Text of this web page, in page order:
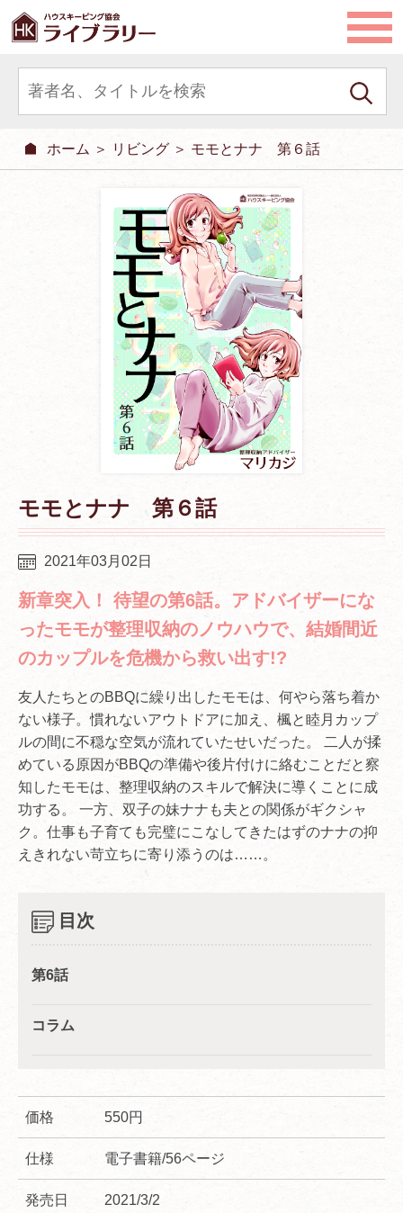
ホーム ＞ リビング ＞ モモとナナ 第６話
モモとナナ 第６話
2021年03月02日
新章突入！ 待望の第6話。アドバイザーにな
ったモモが整理収納のノウハウで、結婚間近
のカップルを危機から救い出す!?
友人たちとのBBQに繰り出したモモは、何やら落ち着か
ない様子。慣れないアウトドアに加え、楓と睦月カップ
ルの間に不穏な空気が流れていたせいだった。 二人が揉
めている原因がBBQの準備や後片付けに絡むことだと察
知したモモは、整理収納のスキルで解決に導くことに成
功する。 一方、双子の妹ナナも夫との関係がギクシャ
ク。仕事も子育ても完璧にこなしてきたはずのナナの抑
えきれない苛立ちに寄り添うのは……。
目次
第6話
コラム
価格 550円
仕様 電子書籍/56ページ
発売日 2021/3/2